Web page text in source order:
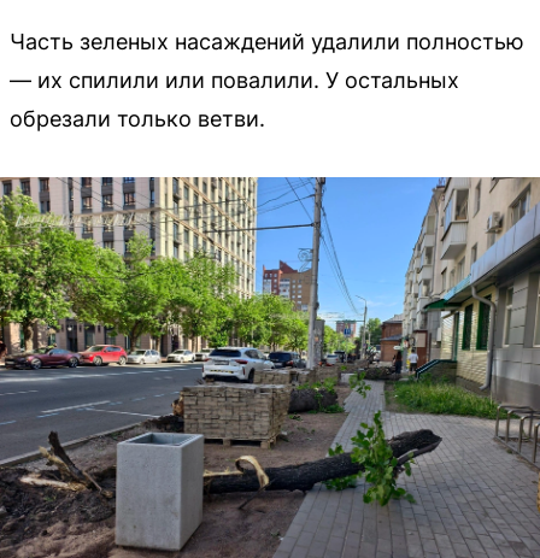
Часть зеленых насаждений удалили полностью
— их спилили или повалили. У остальных
обрезали только ветви.